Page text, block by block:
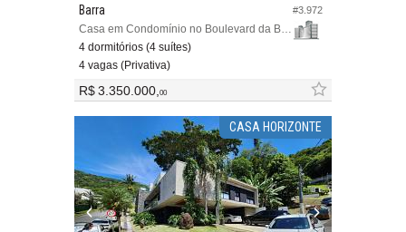
#3.972
Barra
Casa em Condomínio no Boulevard da Barra Park Residence
4 dormitórios (4 suítes)
4 vagas (Privativa)
R$ 3.350.000,00
CASA HORIZONTE